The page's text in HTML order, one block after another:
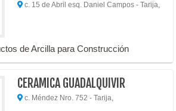
c. 15 de Abril esq. Daniel Campos - Tarija,
de Arcilla para Construcción
CERAMICA GUADALQUIVIR
c. Méndez Nro. 752 - Tarija,